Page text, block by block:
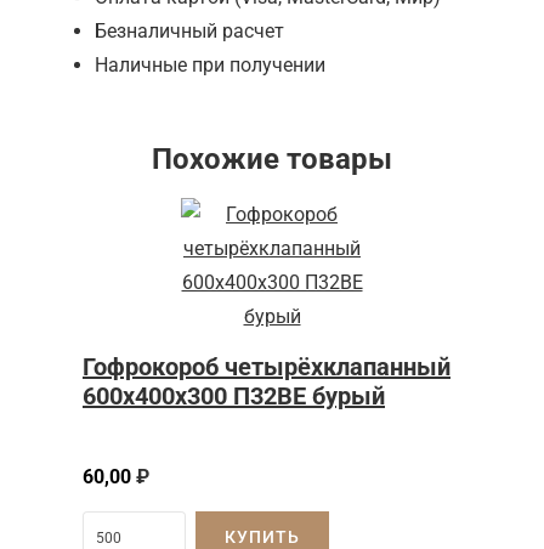
Безналичный расчет
Наличные при получении
Похожие товары
Гофрокороб четырёхклапанный
600x400x300 П32BE бурый
60,00 ₽
КУПИТЬ